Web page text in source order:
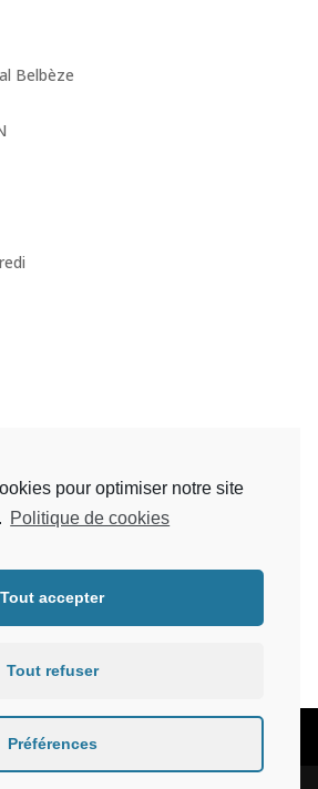
Belbèze
pour optimiser notre site
Politique de cookies
Tout accepter
Tout refuser
Préférences